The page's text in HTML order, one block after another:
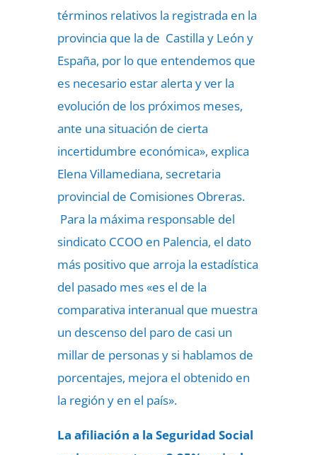
términos relativos la registrada en la
provincia que la de Castilla y León y
España, por lo que entendemos que
es necesario estar alerta y ver la
evolución de los próximos meses,
ante una situación de cierta
incertidumbre económica», explica
Elena Villamediana, secretaria
provincial de Comisiones Obreras.
Para la máxima responsable del
sindicato CCOO en Palencia, el dato
más positivo que arroja la estadística
del pasado mes «es el de la
comparativa interanual que muestra
un descenso del paro de casi un
millar de personas y si hablamos de
porcentajes, mejora el obtenido en
la región y en el país».
La afiliación a la Seguridad Social